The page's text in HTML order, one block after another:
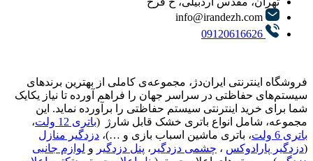
info@irandezh.com
09120616626
فروشگاه اینترنتی ایران‌دژ، مجموعه‌ی کاملی از بهترین برندهای
سیستم‌های حفاظتی در سراسر جهان را فراهم آورده تا نیاز یکایک
شما برای خرید اینترنتی سیستم حفاظتی را برآورده نماید. این
مجموعه، شامل انواع باتری خشک قابل شارژ (باتری 12 ولت
،
باتری 6 ولت
، باتری ماشین اسباب بازی و …)، دزدگیر منازل
(دزدگیر پارادوکس ، چشمی دزدگیر ، پنل دزدگیر و لوازم جانبی